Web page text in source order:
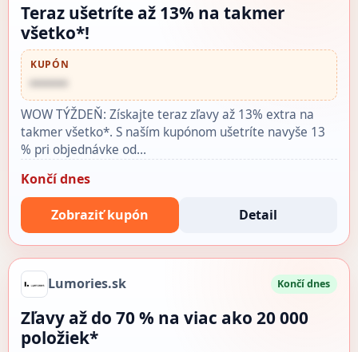
Teraz ušetríte až 13% na takmer
všetko*!
KUPÓN
••••••
WOW TÝŽDEŇ: Získajte teraz zľavy až 13% extra na
takmer všetko*. S naším kupónom ušetríte navyše 13
% pri objednávke od…
Končí dnes
Zobraziť kupón Detail
Lumories.sk Končí dnes
Zľavy až do 70 % na viac ako 20 000
položiek*